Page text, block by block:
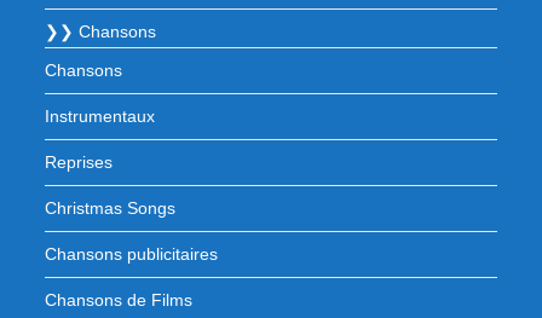
❯❯ Chansons
Chansons
Instrumentaux
Reprises
Christmas Songs
Chansons publicitaires
Chansons de Films